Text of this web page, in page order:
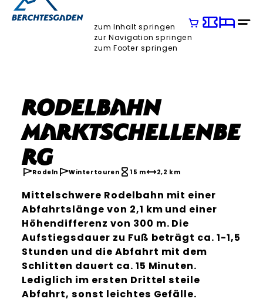
zum Inhalt springen
zur Navigation springen
zum Footer springen
Rodelbahn
Marktschellenbe
rg
Rodeln Wintertouren 15 m 2,2 km
Mittelschwere Rodelbahn mit einer
Abfahrtslänge von 2,1 km und einer
Höhendifferenz von 300 m. Die
Aufstiegsdauer zu Fuß beträgt ca. 1-1,5
Stunden und die Abfahrt mit dem
Schlitten dauert ca. 15 Minuten.
Lediglich im ersten Drittel steile
Abfahrt, sonst leichtes Gefälle.